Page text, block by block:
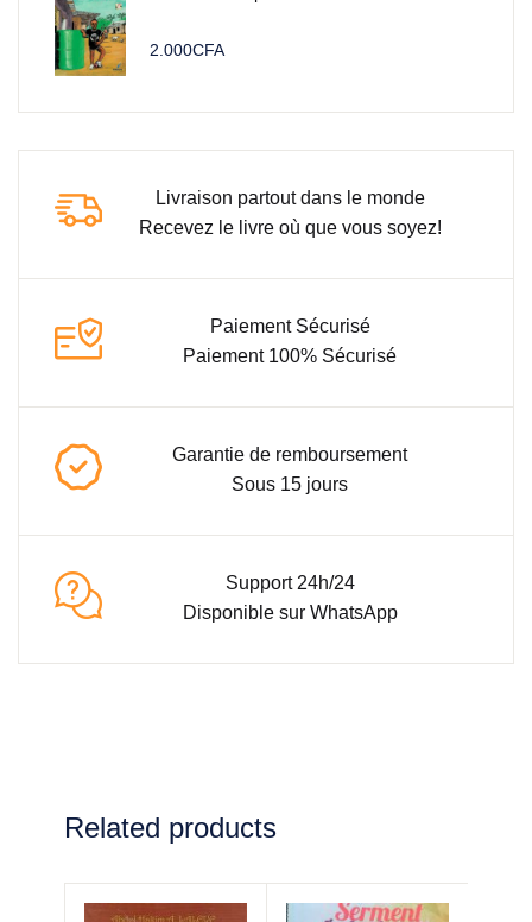
2.000CFA
Livraison partout dans le monde
Recevez le livre où que vous soyez!
Paiement Sécurisé
Paiement 100% Sécurisé
Garantie de remboursement
Sous 15 jours
Support 24h/24
Disponible sur WhatsApp
Related products